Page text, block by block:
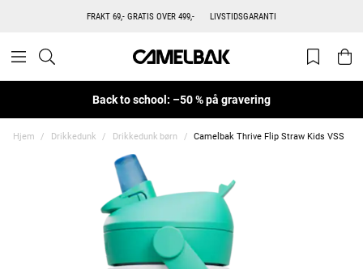
FRAKT 69,- GRATIS OVER 499,- LIVSTIDSGARANTI
Back to school: –50 % på gravering
Hjem Drikkedunk Drikkedunk børn Camelbak Thrive Flip Straw Kids VSS